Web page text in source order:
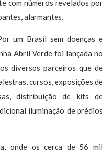
com números revelados por
alarmantes.
um Brasil sem doenças e
Abril Verde foi lançada no
diversos parceiros que de
cursos, exposições de
distribuição de kits de
iluminação de prédios
onde os cerca de 56 mil